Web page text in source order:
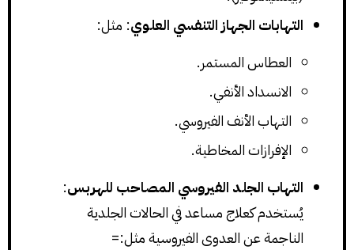
التهابات الجهاز التنفسي العلوي: مثل:
العطاس المستمر.
الانسداد الأنفي.
التهاب الأنف الفيروسي.
الإفرازات المخاطية.
التهاب الجلد الفيروسي المصاحب للهربس:
يُستخدم كعلاج مساعد في الحالات الجلدية
الناجمة عن العدوى الفيروسية مثل:=